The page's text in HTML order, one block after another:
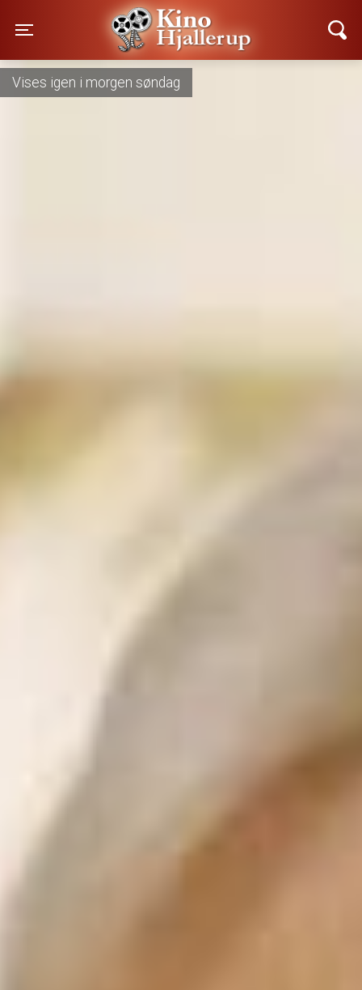
Toggle navigation
Kino Hjallerup
Vises nu